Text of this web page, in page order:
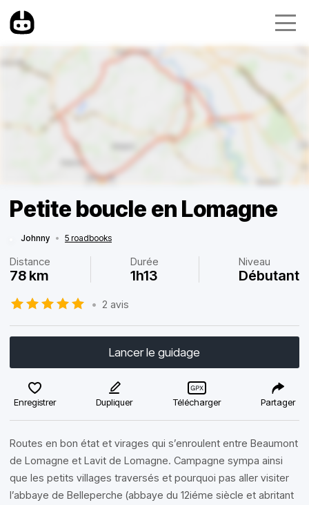
Petite boucle en Lomagne
Johnny • 5 roadbooks
Distance
78 km
Durée
1h13
Niveau
Débutant
• 2 avis
Lancer le guidage
Enregistrer Dupliquer Télécharger Partager
Routes en bon état et virages qui s’enroulent entre Beaumont
de Lomagne et Lavit de Lomagne. Campagne sympa ainsi
que les petits villages traversés et pourquoi pas aller visiter
l’abbaye de Belleperche (abbaye du 12iéme siècle et abritant